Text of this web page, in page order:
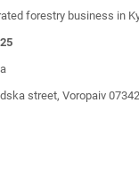
forestry business in
street, Voropaiv